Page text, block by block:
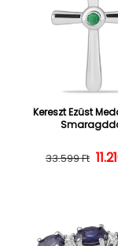
Kereszt Ezüst
33.599 Ft